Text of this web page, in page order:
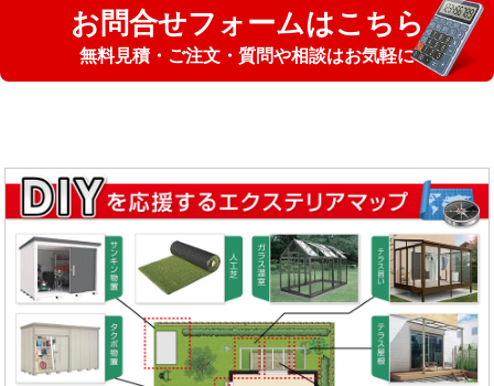
お問合せフォームはこちら
無料見積・ご注文・質問や相談はお気軽に